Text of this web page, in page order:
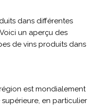
dans différentes
un aperçu des
de vins produits dans
est mondialement
en particulier